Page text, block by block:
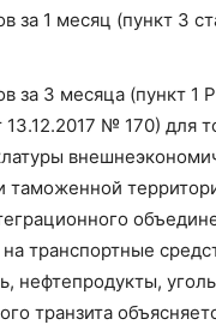
за 1 месяц (пункт 3
за 3 месяца (пункт 1
№ 170) для
таможенной
транспортные
нефтепродукты,
транзита